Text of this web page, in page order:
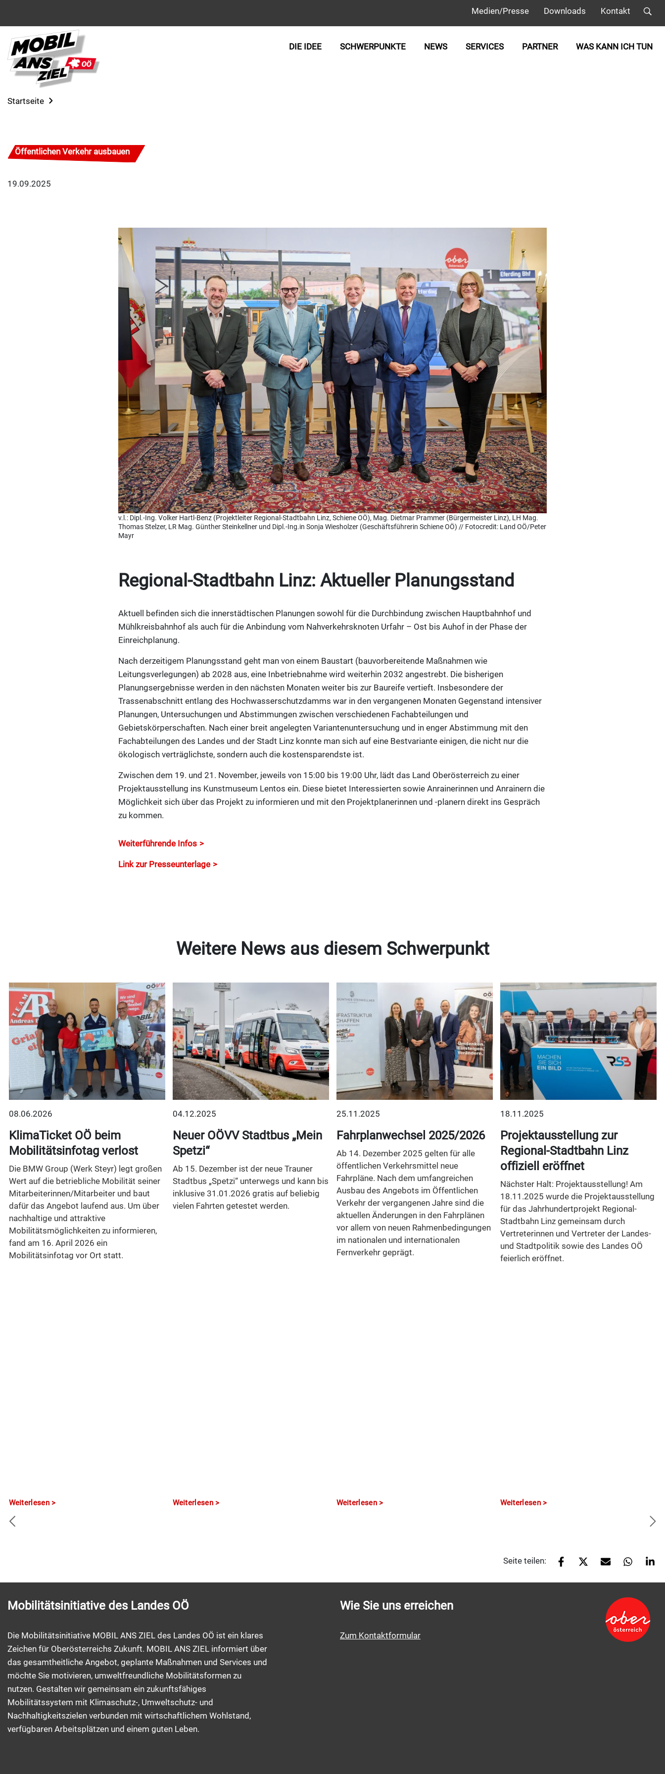
Medien/Presse Downloads Kontakt
DIE IDEE SCHWERPUNKTE NEWS SERVICES PARTNER WAS KANN ICH TUN
Startseite
Öffentlichen Verkehr ausbauen
19.09.2025
v.l.: Dipl.-Ing. Volker Hartl-Benz (Projektleiter Regional-Stadtbahn Linz, Schiene OÖ), Mag. Dietmar Prammer (Bürgermeister Linz), LH Mag.
Thomas Stelzer, LR Mag. Günther Steinkellner und Dipl.-Ing.in Sonja Wiesholzer (Geschäftsführerin Schiene OÖ) // Fotocredit: Land OÖ/Peter
Mayr
Regional-Stadtbahn Linz: Aktueller Planungsstand
Aktuell befinden sich die innerstädtischen Planungen sowohl für die Durchbindung zwischen Hauptbahnhof und
Mühlkreisbahnhof als auch für die Anbindung vom Nahverkehrsknoten Urfahr – Ost bis Auhof in der Phase der
Einreichplanung.
Nach derzeitigem Planungsstand geht man von einem Baustart (bauvorbereitende Maßnahmen wie
Leitungsverlegungen) ab 2028 aus, eine Inbetriebnahme wird weiterhin 2032 angestrebt. Die bisherigen
Planungsergebnisse werden in den nächsten Monaten weiter bis zur Baureife vertieft. Insbesondere der
Trassenabschnitt entlang des Hochwasserschutzdamms war in den vergangenen Monaten Gegenstand intensiver
Planungen, Untersuchungen und Abstimmungen zwischen verschiedenen Fachabteilungen und
Gebietskörperschaften. Nach einer breit angelegten Variantenuntersuchung und in enger Abstimmung mit den
Fachabteilungen des Landes und der Stadt Linz konnte man sich auf eine Bestvariante einigen, die nicht nur die
ökologisch verträglichste, sondern auch die kostensparendste ist.
Zwischen dem 19. und 21. November, jeweils von 15:00 bis 19:00 Uhr, lädt das Land Oberösterreich zu einer
Projektausstellung ins Kunstmuseum Lentos ein. Diese bietet Interessierten sowie Anrainerinnen und Anrainern die
Möglichkeit sich über das Projekt zu informieren und mit den Projektplanerinnen und -planern direkt ins Gespräch
zu kommen.
Weiterführende Infos
Link zur Presseunterlage
Weitere News aus diesem Schwerpunkt
08.06.2026
KlimaTicket OÖ beim
Mobilitätsinfotag verlost
Die BMW Group (Werk Steyr) legt großen
Wert auf die betriebliche Mobilität seiner
Mitarbeiterinnen/Mitarbeiter und baut
dafür das Angebot laufend aus. Um über
nachhaltige und attraktive
Mobilitätsmöglichkeiten zu informieren,
fand am 16. April 2026 ein
Mobilitätsinfotag vor Ort statt.
Weiterlesen
04.12.2025
Neuer OÖVV Stadtbus „Mein
Spetzi“
Ab 15. Dezember ist der neue Trauner
Stadtbus „Spetzi“ unterwegs und kann bis
inklusive 31.01.2026 gratis auf beliebig
vielen Fahrten getestet werden.
Weiterlesen
25.11.2025
Fahrplanwechsel 2025/2026
Ab 14. Dezember 2025 gelten für alle
öffentlichen Verkehrsmittel neue
Fahrpläne. Nach dem umfangreichen
Ausbau des Angebots im Öffentlichen
Verkehr der vergangenen Jahre sind die
aktuellen Änderungen in den Fahrplänen
vor allem von neuen Rahmenbedingungen
im nationalen und internationalen
Fernverkehr geprägt.
Weiterlesen
18.11.2025
Projektausstellung zur
Regional-Stadtbahn Linz
offiziell eröffnet
Nächster Halt: Projektausstellung! Am
18.11.2025 wurde die Projektausstellung
für das Jahrhundertprojekt Regional-
Stadtbahn Linz gemeinsam durch
Vertreterinnen und Vertreter der Landes-
und Stadtpolitik sowie des Landes OÖ
feierlich eröffnet.
Weiterlesen
Seite teilen:
Mobilitätsinitiative des Landes OÖ
Die Mobilitätsinitiative MOBIL ANS ZIEL des Landes OÖ ist ein klares
Zeichen für Oberösterreichs Zukunft. MOBIL ANS ZIEL informiert über
das gesamtheitliche Angebot, geplante Maßnahmen und Services und
möchte Sie motivieren, umweltfreundliche Mobilitätsformen zu
nutzen. Gestalten wir gemeinsam ein zukunftsfähiges
Mobilitätssystem mit Klimaschutz-, Umweltschutz- und
Nachhaltigkeitszielen verbunden mit wirtschaftlichem Wohlstand,
verfügbaren Arbeitsplätzen und einem guten Leben.
Wie Sie uns erreichen
Zum Kontaktformular